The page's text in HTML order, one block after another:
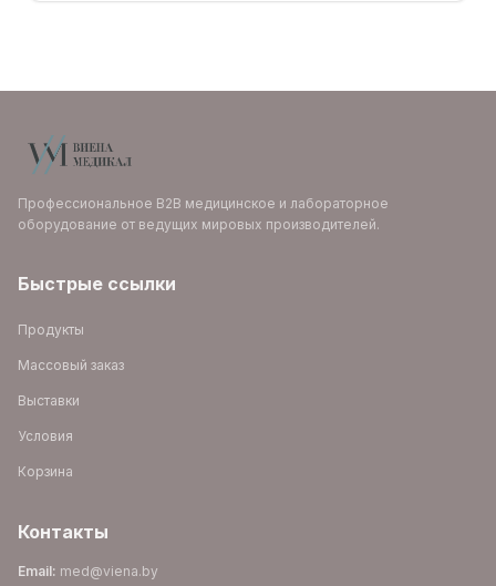
Профессиональное B2B медицинское и лабораторное
оборудование от ведущих мировых производителей.
Быстрые ссылки
Продукты
Массовый заказ
Выставки
Условия
Корзина
Контакты
Email: med@viena.by